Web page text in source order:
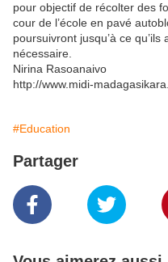
pour objectif de récolter des
cour de l’école en pavé
poursuivront jusqu’à ce
nécessaire.
Nirina Rasoanaivo
http://www.midi-
#Education
Partager